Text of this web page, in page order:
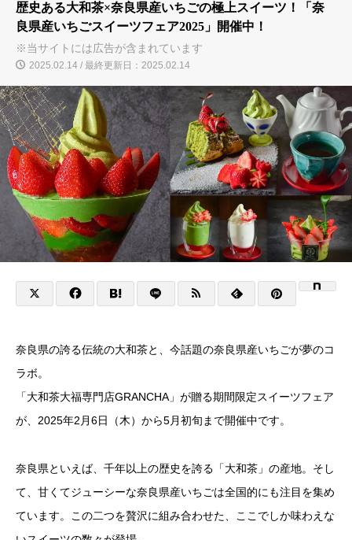
歴史ある大和茶×奈良県産いちごの極上スイーツ！「奈
良県産いちごスイーツフェア2025」開催中！
※当サイトには広告が含まれています
2025.02.14 / 最終更新日：2025.02.14
奈良県の誇る伝統の大和茶と、今話題の奈良県産いちごが夢のコ
ラボ。
「大和茶大福専門店GRANCHA」が贈る期間限定スイーツフェア
が、2025年2月6日（木）から5月初旬まで開催中です。
奈良県といえば、千年以上の歴史を誇る「大和茶」の産地。そし
て、甘くてジューシーな奈良県産いちごは全国的にも注目を集め
ています。この二つを贅沢に組み合わせた、ここでしか味わえな